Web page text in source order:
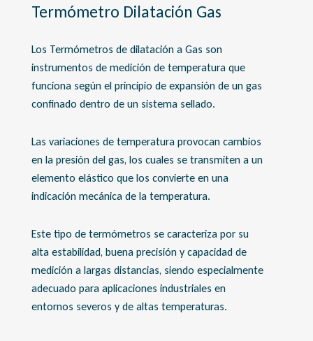
Termómetro Dilatación Gas
Los Termómetros de dilatación a Gas son
instrumentos de medición de temperatura que
funciona según el principio de expansión de un gas
confinado dentro de un sistema sellado.
Las variaciones de temperatura provocan cambios
en la presión del gas, los cuales se transmiten a un
elemento elástico que los convierte en una
indicación mecánica de la temperatura.
Este tipo de termómetros se caracteriza por su
alta estabilidad, buena precisión y capacidad de
medición a largas distancias, siendo especialmente
adecuado para aplicaciones industriales en
entornos severos y de altas temperaturas.